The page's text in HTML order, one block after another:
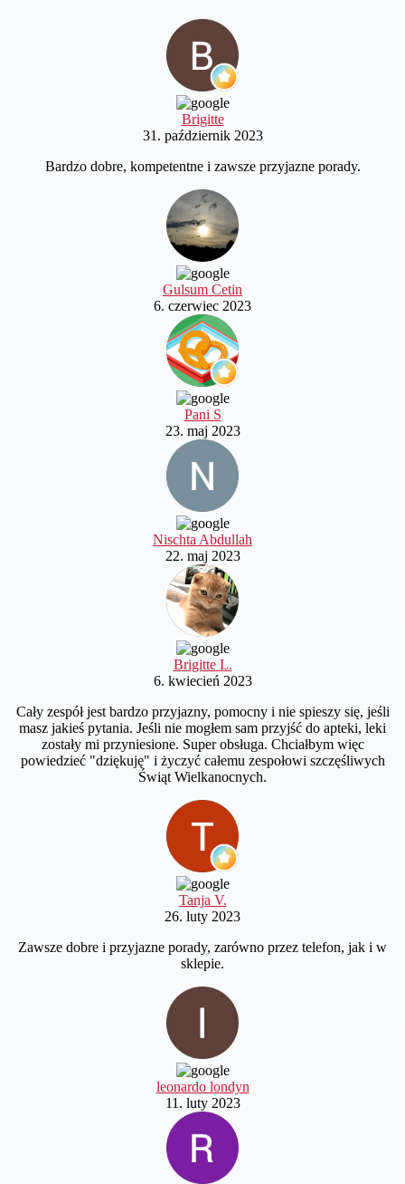
Brigitte
31. październik 2023
Bardzo dobre, kompetentne i zawsze przyjazne porady.
Gulsum Cetin
6. czerwiec 2023
Pani S
23. maj 2023
Nischta Abdullah
22. maj 2023
Brigitte L.
6. kwiecień 2023
Cały zespół jest bardzo przyjazny, pomocny i nie spieszy się, jeśli
masz jakieś pytania. Jeśli nie mogłem sam przyjść do apteki, leki
zostały mi przyniesione. Super obsługa. Chciałbym więc
powiedzieć "dziękuję" i życzyć całemu zespołowi szczęśliwych
Świąt Wielkanocnych.
Tanja V.
26. luty 2023
Zawsze dobre i przyjazne porady, zarówno przez telefon, jak i w
sklepie.
leonardo londyn
11. luty 2023